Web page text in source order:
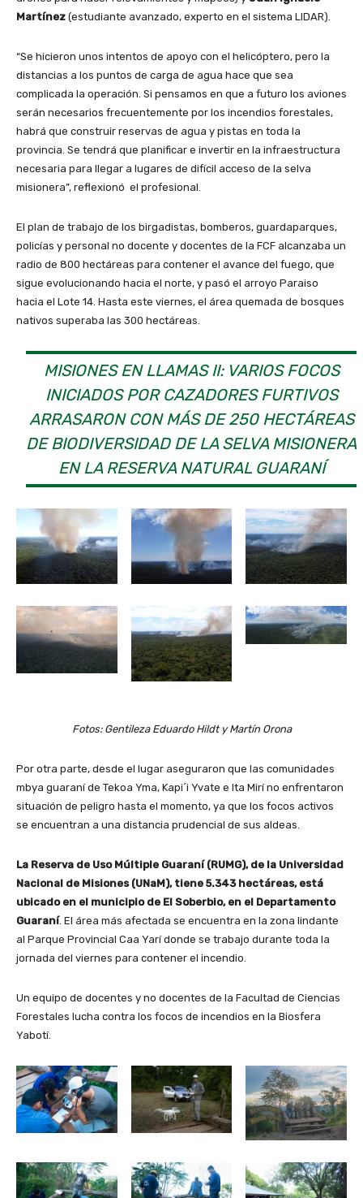
Martínez (estudiante avanzado, experto en el sistema LIDAR).
“Se hicieron unos intentos de apoyo con el helicóptero, pero la
distancias a los puntos de carga de agua hace que sea
complicada la operación. Si pensamos en que a futuro los aviones
serán necesarios frecuentemente por los incendios forestales,
habrá que construir reservas de agua y pistas en toda la
provincia. Se tendrá que planificar e invertir en la infraestructura
necesaria para llegar a lugares de difícil acceso de la selva
misionera”, reflexionó el profesional.
El plan de trabajo de los birgadistas, bomberos, guardaparques,
policías y personal no docente y docentes de la FCF alcanzaba un
radio de 800 hectáreas para contener el avance del fuego, que
sigue evolucionando hacia el norte, y pasó el arroyo Paraiso
hacia el Lote 14. Hasta este viernes, el área quemada de bosques
nativos superaba las 300 hectáreas.
MISIONES EN LLAMAS II: VARIOS FOCOS
INICIADOS POR CAZADORES FURTIVOS
ARRASARON CON MÁS DE 250 HECTÁREAS
DE BIODIVERSIDAD DE LA SELVA MISIONERA
EN LA RESERVA NATURAL GUARANÍ
Fotos: Gentileza Eduardo Hildt y Martín Orona
Por otra parte, desde el lugar aseguraron que las comunidades
mbya guaraní de Tekoa Yma, Kapi´i Yvate e Ita Mirí no enfrentaron
situación de peligro hasta el momento, ya que los focos activos
se encuentran a una distancia prudencial de sus aldeas.
La Reserva de Uso Múltiple Guaraní (RUMG), de la Universidad
Nacional de Misiones (UNaM), tiene 5.343 hectáreas, está
ubicado en el municipio de El Soberbio, en el Departamento
Guaraní. El área más afectada se encuentra en la zona lindante
al Parque Provincial Caa Yarí donde se trabajo durante toda la
jornada del viernes para contener el incendio.
Un equipo de docentes y no docentes de la Facultad de Ciencias
Forestales lucha contra los focos de incendios en la Biosfera
Yabotí.